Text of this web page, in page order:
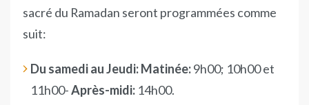
sacré du Ramadan seront programmées comme
suit:
Du samedi au Jeudi:Matinée:9h00; 10h00 et
11h00-Après-midi: 14h00.